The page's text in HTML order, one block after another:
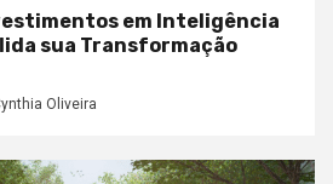
em Inteligência
sua Transformação
Oliveira